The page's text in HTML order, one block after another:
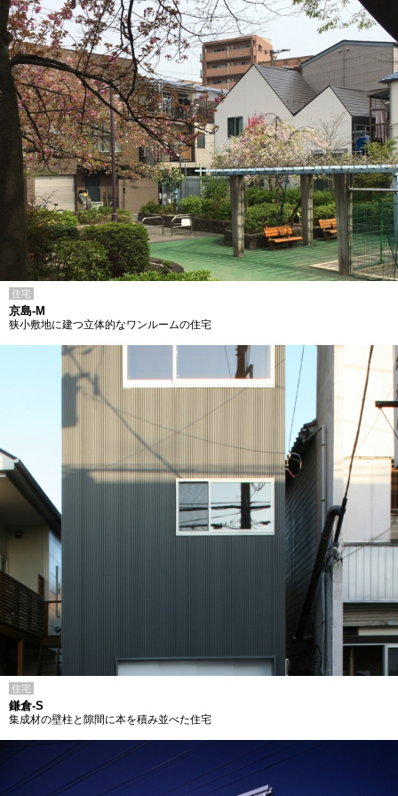
住宅
京島-M
狭小敷地に建つ立体的なワンルームの住宅
住宅
鎌倉-S
集成材の壁柱と隙間に本を積み並べた住宅